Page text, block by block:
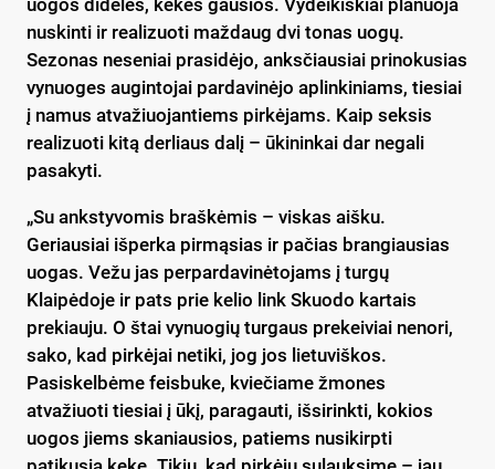
nuskinti ir realizuoti maždaug dvi tonas uogų.
Sezonas neseniai prasidėjo, anksčiausiai prinokusias
vynuoges augintojai pardavinėjo aplinkiniams, tiesiai
į namus atvažiuojantiems pirkėjams. Kaip seksis
realizuoti kitą derliaus dalį – ūkininkai dar negali
pasakyti.
„Su ankstyvomis braškėmis – viskas aišku.
Geriausiai išperka pirmąsias ir pačias brangiausias
uogas. Vežu jas perpardavinėtojams į turgų
Klaipėdoje ir pats prie kelio link Skuodo kartais
prekiauju. O štai vynuogių turgaus prekeiviai nenori,
sako, kad pirkėjai netiki, jog jos lietuviškos.
Pasiskelbėme feisbuke, kviečiame žmones
atvažiuoti tiesiai į ūkį, paragauti, išsirinkti, kokios
uogos jiems skaniausios, patiems nusikirpti